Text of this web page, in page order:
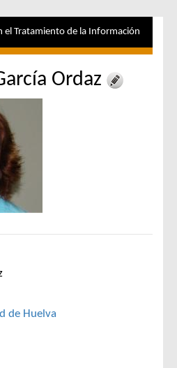
el Tratamiento de la Información
Ordaz
de Huelva